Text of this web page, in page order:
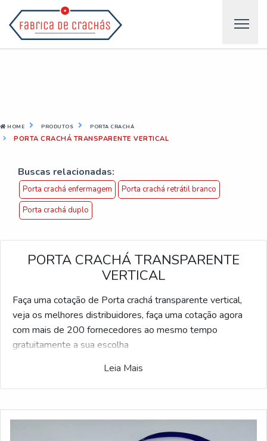
HOME PRODUTOS PORTA CRACHÁ
PORTA CRACHÁ TRANSPARENTE VERTICAL
Buscas relacionadas:
Porta crachá enfermagem
Porta crachá retrátil branco
Porta crachá duplo
PORTA CRACHÁ TRANSPARENTE
VERTICAL
Faça uma cotação de Porta crachá transparente vertical,
veja os melhores distribuidores, faça uma cotação agora
com mais de 200 fornecedores ao mesmo tempo
gratuitamente a sua escolha
Exclusivo para compadores, o Soluções Industriais criou a
maior gama de fornecedores referência do mercado
transparente vertical e gostaria de informações sobre a
empresa clique em um ou mais dos anuciantes a seguir:
Leia Mais